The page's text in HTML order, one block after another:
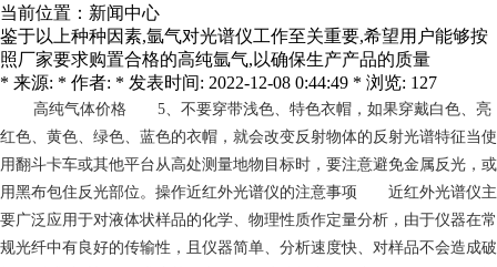
当前位置： 新闻中心
鉴于以上种种因素,氩气对光谱仪工作至关重要,希望用户能够按
照厂家要求购置合格的高纯氩气,以确保生产产品的质量
* 来源: * 作者: * 发表时间: 2022-12-08 0:44:49 * 浏览: 127
高纯气体价格 5、不要穿带浅色、特色衣帽，如果穿戴白色、亮
红色、黄色、绿色、蓝色的衣帽，就会改变反射物体的反射光谱特征当使
用翻斗卡车或其他平台从高处测量地物目标时，要注意避免金属反光，或
用黑布包住反光部位。操作近红外光谱仪的注意事项 近红外光谱仪主
要广泛应用于对液体状样品的化学、物理性质作定量分析，由于仪器在常
规光纤中有良好的传输性，且仪器简单、分析速度快、对样品不会造成破